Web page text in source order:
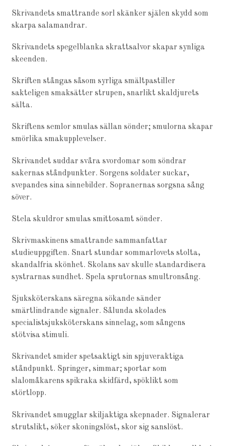
Skrivandets smattrande sorl skänker själen skydd som
skarpa salamandrar.
Skrivandets spegelblanka skrattsalvor skapar synliga
skeenden.
Skriften stångas såsom syrliga smältpastiller
sakteligen smaksätter strupen, snarlikt skaldjurets
sälta.
Skriftens semlor smulas sällan sönder; smulorna skapar
smörlika smakupplevelser.
Skrivandet suddar svåra svordomar som söndrar
sakernas ståndpunkter. Sorgens soldater suckar,
svepandes sina sinnebilder. Sopranernas sorgsna sång
söver.
Stela skuldror smulas smittosamt sönder.
Skrivmaskinens smattrande sammanfattar
studieuppgiften. Snart stundar sommarlovets stolta,
skandalfria skönhet. Skolans sav skulle standardisera
systrarnas sundhet. Spela sprutornas smultronsång.
Sjuksköterskans säregna sökande sänder
smärtlindrande signaler. Sålunda skolades
specialistsjuksköterskans sinnelag, som sångens
stötvisa stimuli.
Skrivandet smider spetsaktigt sin spjuveraktiga
ståndpunkt. Springer, simmar; sportar som
slalomåkarens spikraka skidfärd, spöklikt som
störtlopp.
Skrivandet smugglar skiljaktiga skepnader. Signalerar
strutslikt, söker skoningslöst, skor sig sanslöst.